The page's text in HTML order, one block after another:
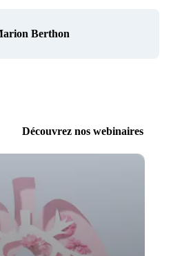
Berthon
Découvrez nos webinaires